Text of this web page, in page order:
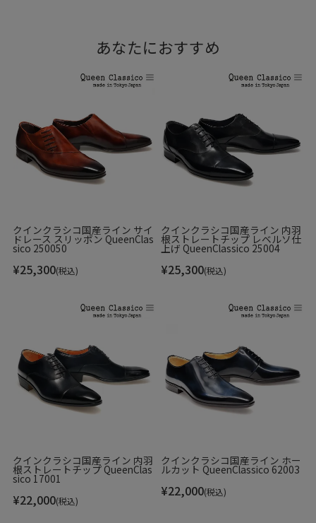
ROSY LILY
History
と長く使いたい。大切に使いたい。」を叶えるケア用品をラインナッ
プ。しかし単なるシューケアブランドではありません。「足元を変え
ると心が変わる」 というコンセプトのもと、シューケアで生まれる気
分の高まりを提供していく事をミッションとしています。
Item Information
あなたにおすすめ
クインクラシコ国産ライン サイ
ドレース スリッポン QueenClas
sico 250050
¥25,300(税込)
クインクラシコ国産ライン 内羽
根ストレートチップ レベルソ仕
上げ QueenClassico 25004
¥25,300(税込)
クインクラシコ国産ライン 内羽
根ストレートチップ QueenClas
sico 17001
¥22,000(税込)
クインクラシコ国産ライン ホー
ルカット QueenClassico 62003
¥22,000(税込)